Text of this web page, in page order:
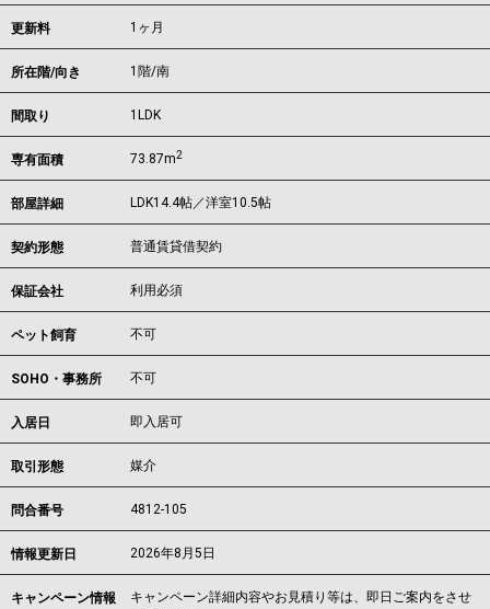
更新料 1ヶ月
所在階/向き 1階/南
間取り 1LDK
専有面積 73.87m2
部屋詳細 LDK14.4帖／洋室10.5帖
契約形態 普通賃貸借契約
保証会社 利用必須
ペット飼育 不可
SOHO・事務所 不可
入居日 即入居可
取引形態 媒介
問合番号 4812-105
情報更新日 2026年8月5日
キャンペーン情報
キャンペーン詳細内容やお見積り等は、即日ご案内をさせ